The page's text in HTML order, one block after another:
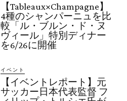
【Tableaux×Champagne】
4種のシャンパーニュを比
較「ル・ブルン・ド・ヌ
ヴィール」特別ディナー
を6/26に開催
イベント
【イベントレポート】元
サッカー日本代表監督 フ